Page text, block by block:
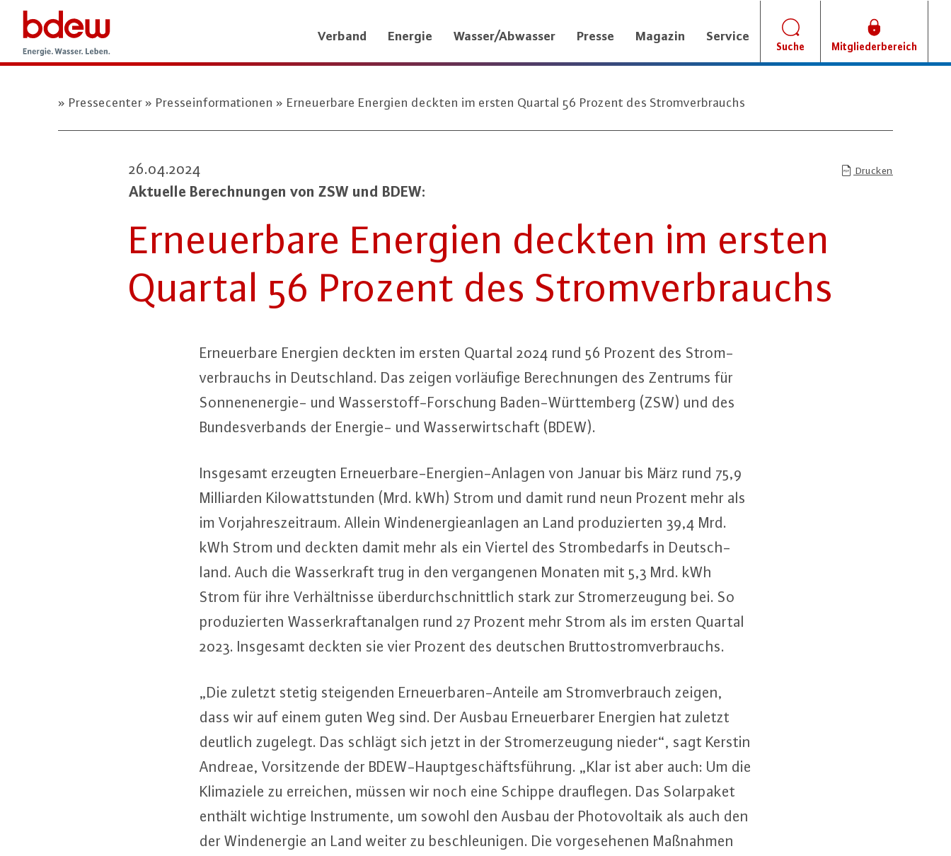
Verband Energie Wasser/Abwasser Presse Magazin Service
Suche Mitgliederbereich
Pressecenter Presseinformationen Erneuerbare Energien deckten im ersten Quartal 56 Prozent des Stromverbrauchs
26.04.2024 Drucken
Aktuelle Be­rech­nun­gen von ZSW und BDEW:
Er­neu­er­ba­re Energien deckten im ersten
Quartal 56 Prozent des Strom­ver­brauchs
Er­neu­er­ba­re Energien deckten im ersten Quartal 2024 rund 56 Prozent des Strom­
ver­brauchs in Deutsch­land. Das zeigen vor­läu­fi­ge Be­rech­nun­gen des Zentrums für
Son­nen­en­er­gie- und Was­ser­stoff-For­schung Ba­den-Würt­tem­berg (ZSW) und des
Bun­des­ver­bands der Energie- und Was­ser­wirt­schaft (BDEW).
Insgesamt erzeugten Er­neu­er­ba­re-En­er­gi­en-An­la­gen von Januar bis März rund 75,9
Mil­li­ar­den Ki­lo­watt­stun­den (Mrd. kWh) Strom und damit rund neun Prozent mehr als
im Vor­jah­res­zeit­raum. Allein Wind­ener­gie­an­la­gen an Land pro­du­zier­ten 39,4 Mrd.
kWh Strom und deckten damit mehr als ein Viertel des Strom­be­darfs in Deutsch­
land. Auch die Was­ser­kraft trug in den ver­gan­ge­nen Monaten mit 5,3 Mrd. kWh
Strom für ihre Ver­hält­nis­se über­durch­schnitt­lich stark zur Strom­er­zeu­gung bei. So
pro­du­zier­ten Was­ser­kraft­an­al­gen rund 27 Prozent mehr Strom als im ersten Quartal
2023. Insgesamt deckten sie vier Prozent des deutschen Brut­to­strom­ver­brauchs.
„Die zuletzt stetig stei­gen­den Er­neu­er­ba­ren-An­tei­le am Strom­ver­brauch zeigen,
dass wir auf einem guten Weg sind. Der Ausbau Er­neu­er­ba­rer Energien hat zuletzt
deutlich zugelegt. Das schlägt sich jetzt in der Strom­er­zeu­gung nieder“, sagt Kerstin
Andreae, Vor­sit­zen­de der BDEW-Haupt­ge­schäfts­füh­rung. „Klar ist aber auch: Um die
Kli­ma­zie­le zu erreichen, müssen wir noch eine Schippe drauf­le­gen. Das So­lar­pa­ket
enthält wichtige In­stru­men­te, um sowohl den Ausbau der Pho­to­vol­ta­ik als auch den
der Wind­ener­gie an Land weiter zu be­schleu­ni­gen. Die vor­ge­se­he­nen Maßnahmen